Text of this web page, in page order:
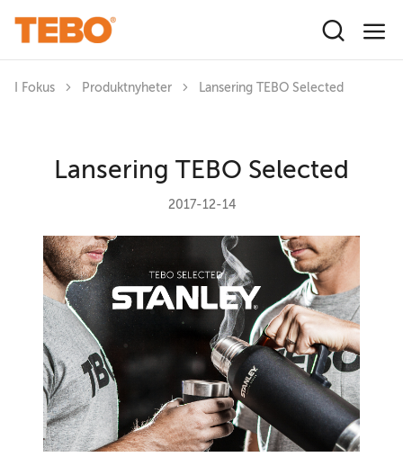
I Fokus Produktnyheter Lansering TEBO Selected
Lansering TEBO Selected
2017-12-14